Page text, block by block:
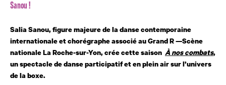
Sanou !
Salia Sanou, figure majeure de la danse contemporaine
internationale et chorégraphe associé au Grand R —Scène
nationale La Roche-sur-Yon, crée cette saison À nos combats,
un spectacle de danse participatif et en plein air sur l’univers
de la boxe.